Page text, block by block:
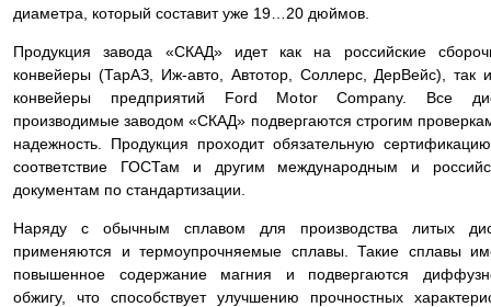
диаметра, который составит уже 19…20 дюймов.
Продукция завода «СКАД» идет как на российские
конвейеры (ТарАЗ, Иж-авто, Автотор, Соллерс, ДерВейс), так
конвейеры предприятий Ford Motor Company. Все
производимые заводом «СКАД» подвергаются строгим
надежность. Продукция проходит обязательную
соответствие ГОСТам и другим международным и
документам по стандартизации.
Наряду с обычным сплавом для производства литых
применяются и термоупрочняемые сплавы. Такие сплавы
повышенное содержание магния и подвергаются
обжигу, что способствует улучшению прочностных